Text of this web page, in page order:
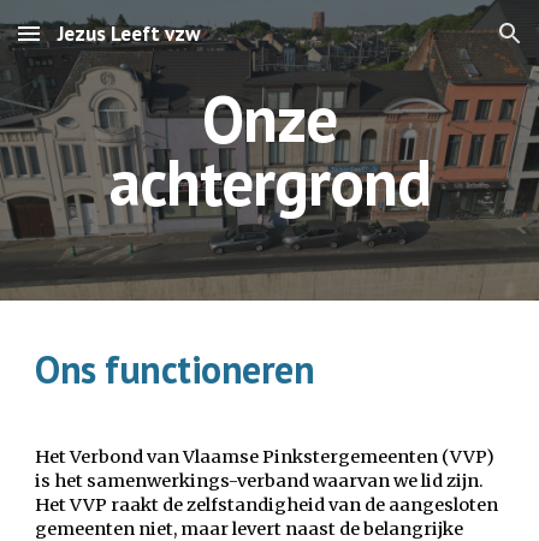
Skip to main content Skip to navigation
Jezus Leeft vzw
Onze
achtergrond
Ons functioneren
Het Verbond van Vlaamse Pinkstergemeenten (VVP)
is het samenwerkings-verband waarvan we lid zijn.
Het VVP raakt de zelfstandigheid van de aangesloten
gemeenten niet, maar levert naast de belangrijke